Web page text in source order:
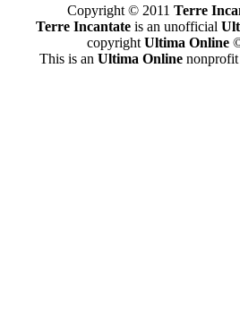
Copyright © 2011 Terre
Terre Incantate is an unofficial
copyright Ultima Online©
This is an Ultima Online